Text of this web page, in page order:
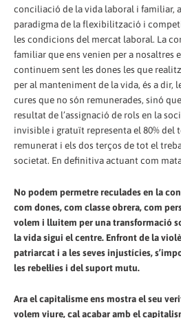
conciliació de la vida laboral i familiar,
paradigma de la flexibilització i
les condicions del mercat laboral. La
familiar que ens venien per a nosaltres
continuem sent les dones les que
per al manteniment de la vida, és a dir,
cures que no són remunerades, sinó
resultat de l’assignació de rols en la
invisible i gratuït representa el 80% del
remunerat i els dos terços de tot el
societat. En definitiva actuant com
No podem permetre reculades en la
com dones, com classe obrera, com
volem i lluitem per una transformació
la vida sigui el centre. Enfront de la
patriarcat i a les seves injustícies,
les rebel·lies i del suport mutu.
Ara el capitalisme ens mostra el seu
volem viure, cal acabar amb el